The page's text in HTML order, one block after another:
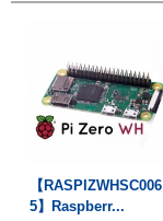
【RASPIZWHSC006
5】Raspberr...